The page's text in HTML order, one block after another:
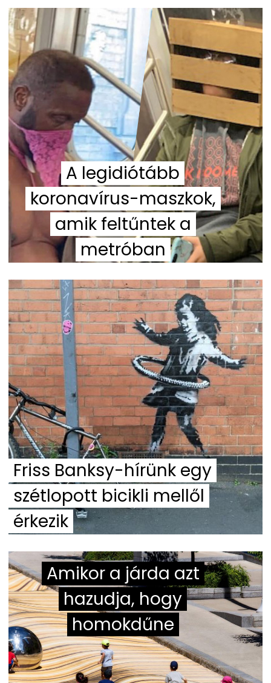
A legidiótább
koronavírus-maszkok,
amik feltűntek a
metróban
Friss Banksy-hírünk egy
szétlopott bicikli mellől
érkezik
Amikor a járda azt
hazudja, hogy
homokdűne